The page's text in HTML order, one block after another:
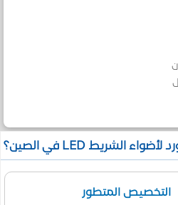
التخصيص المتطور